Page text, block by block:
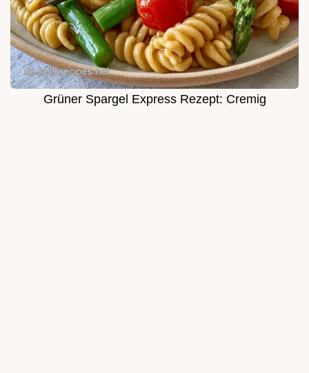
Grüner Spargel Express Rezept: Cremig